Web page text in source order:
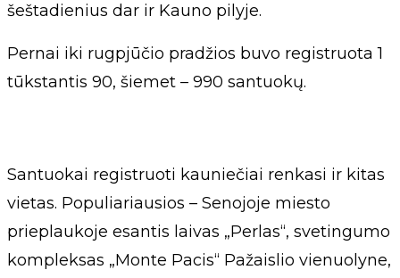
šeštadienius dar ir Kauno pilyje.
Pernai iki rugpjūčio pradžios buvo registruota 1
tūkstantis 90, šiemet – 990 santuokų.
Santuokai registruoti kauniečiai renkasi ir kitas
vietas. Populiariausios – Senojoje miesto
prieplaukoje esantis laivas „Perlas“, svetingumo
kompleksas „Monte Pacis“ Pažaislio vienuolyne,